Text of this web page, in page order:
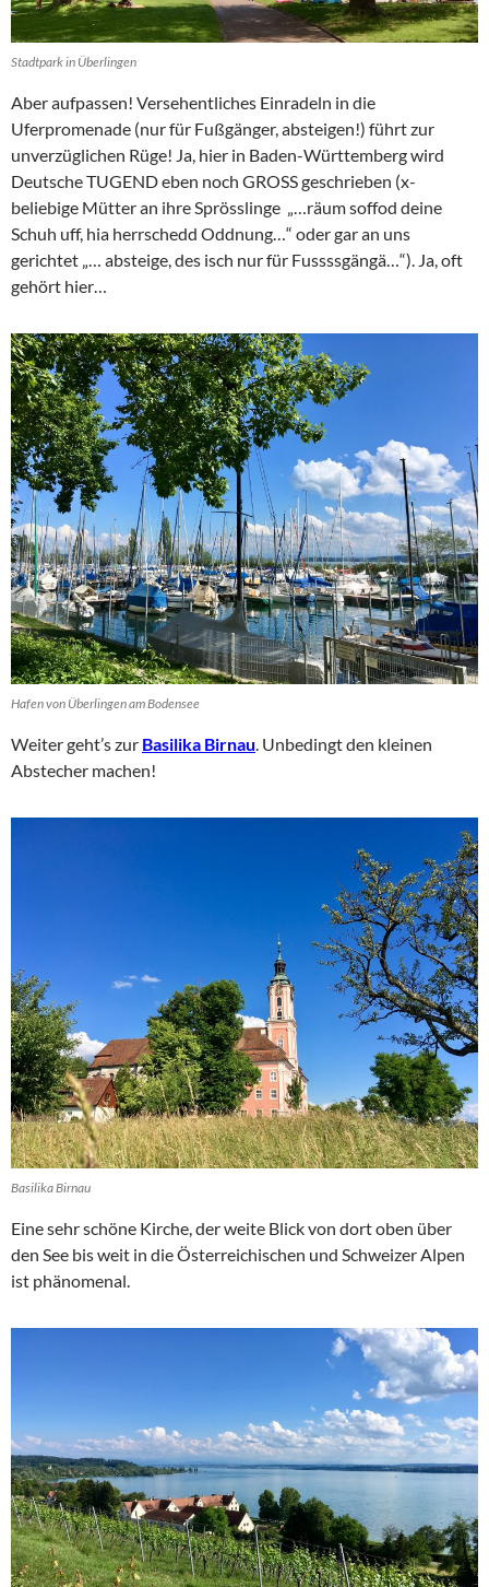
Stadtpark in Überlingen
Aber aufpassen! Versehentliches Einradeln in die
Uferpromenade (nur für Fußgänger, absteigen!) führt zur
unverzüglichen Rüge! Ja, hier in Baden-Württemberg wird
Deutsche TUGEND eben noch GROSS geschrieben (x-
beliebige Mütter an ihre Sprösslinge „…räum soffod deine
Schuh uff, hia herrschedd Oddnung…“ oder gar an uns
gerichtet „… absteige, des isch nur für Fussssgängä…“). Ja, oft
gehört hier…
Hafen von Überlingen am Bodensee
Weiter geht’s zur Basilika Birnau. Unbedingt den kleinen
Abstecher machen!
Basilika Birnau
Eine sehr schöne Kirche, der weite Blick von dort oben über
den See bis weit in die Österreichischen und Schweizer Alpen
ist phänomenal.